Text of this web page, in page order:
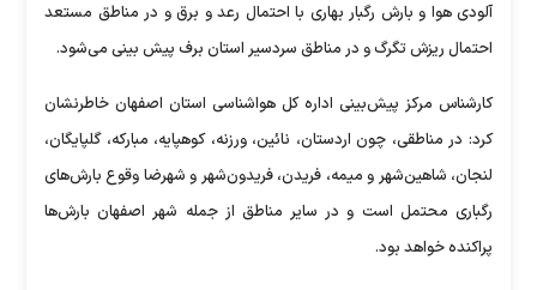
آلودی هوا و بارش رگبار بهاری با احتمال رعد و برق و در مناطق مستعد
احتمال ریزش تگرگ و در مناطق سردسیر استان برف پیش بینی می‌شود.
کارشناس مرکز پیش‌بینی اداره کل هواشناسی استان اصفهان خاطرنشان
کرد: در مناطقی، چون اردستان، نائین، ورزنه، کوهپایه، مبارکه، گلپایگان،
لنجان، شاهین‌شهر و میمه، فریدن، فریدون‌شهر و شهرضا وقوع بارش‌های
رگباری محتمل است و در سایر مناطق از جمله شهر اصفهان بارش‌ها
پراکنده خواهد بود.